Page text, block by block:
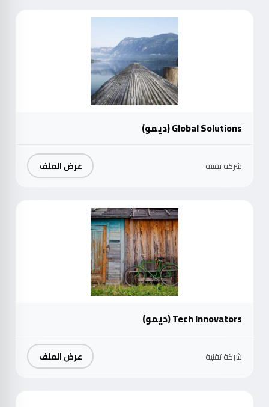
Global Solutions (ديمو)
شركة تقنية عرض الملف
Tech Innovators (ديمو)
شركة تقنية عرض الملف